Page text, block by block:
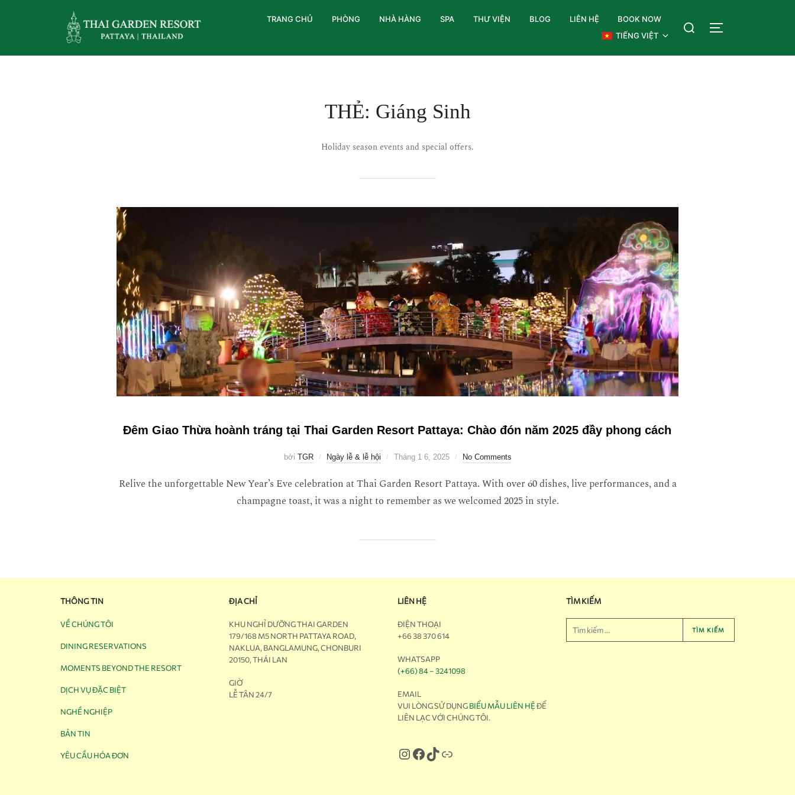
TRANG CHỦ PHÒNG NHÀ HÀNG SPA THƯ VIỆN BLOG LIÊN HỆ
BOOK NOW
TIẾNG VIỆT
THẺ: Giáng Sinh
Holiday season events and special offers.
Đêm Giao Thừa hoành tráng tại Thai Garden Resort Pattaya: Chào đón năm 2025 đầy phong cách
bởi TGR Ngày lễ & lễ hội Tháng 1 6, 2025 No Comments
Relive the unforgettable New Year’s Eve celebration at Thai Garden Resort Pattaya. With over 60 dishes, live performances, and a
champagne toast, it was a night to remember as we welcomed 2025 in style.
THÔNG TIN
VỀ CHÚNG TÔI
DINING RESERVATIONS
MOMENTS BEYOND THE RESORT
DỊCH VỤ ĐẶC BIỆT
NGHỀ NGHIỆP
BẢN TIN
YÊU CẦU HÓA ĐƠN
ĐỊA CHỈ
KHU NGHỈ DƯỠNG THAI GARDEN
179/168 M5 NORTH PATTAYA ROAD,
NAKLUA, BANGLAMUNG, CHONBURI
20150, THÁI LAN
GIỜ
LỄ TÂN 24/7
LIÊN HỆ
ĐIỆN THOẠI
+66 38 370 614
WHATSAPP
(+66) 84 – 3241098
EMAIL
VUI LÒNG SỬ DỤNGBIỂU MẪU LIÊN HỆĐỂ
LIÊN LẠC VỚI CHÚNG TÔI.
TÌM KIẾM
TÌM KIẾM